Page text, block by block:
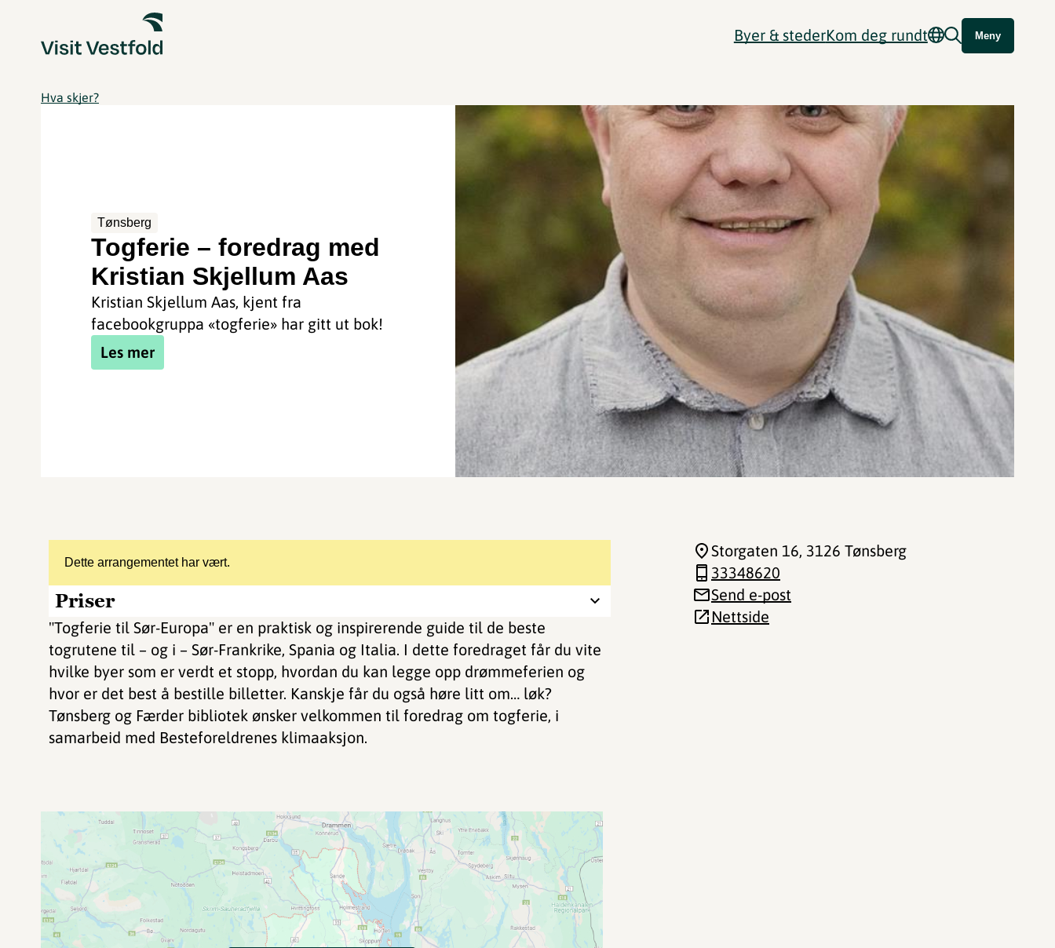
Byer & stederKom deg rundt Meny
Hva skjer?
Tønsberg
Togferie – foredrag med
Kristian Skjellum Aas
Kristian Skjellum Aas, kjent fra
facebookgruppa «togferie» har gitt ut bok!
Les mer
Dette arrangementet har vært.
Priser
"Togferie til Sør-Europa" er en praktisk og inspirerende guide til de beste
togrutene til – og i – Sør-Frankrike, Spania og Italia. I dette foredraget får du vite
hvilke byer som er verdt et stopp, hvordan du kan legge opp drømmeferien og
hvor er det best å bestille billetter. Kanskje får du også høre litt om… løk?
Tønsberg og Færder bibliotek ønsker velkommen til foredrag om togferie, i
samarbeid med Besteforeldrenes klimaaksjon.
Storgaten 16, 3126 Tønsberg
33348620
Send e-post
Nettside